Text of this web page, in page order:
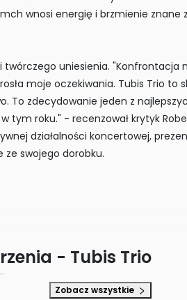
wnosi energię i brzmienie znane
twórczego uniesienia. "Konfrontacja
moje oczekiwania. Tubis Trio to
To zdecydowanie jeden z
tym roku." - recenzował krytyk
działalności koncertowej,
ze swojego dorobku.
Zobacz wszystkie
- Tubis Trio